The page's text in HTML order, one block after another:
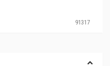
91317